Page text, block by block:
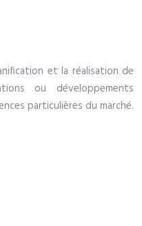
et la réalisation de
ou développements
particulières du marché.